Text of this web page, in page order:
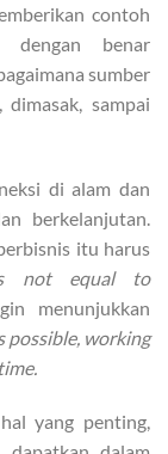
contoh
dengan benar
sumber
sampai
di alam dan
berkelanjutan.
itu harus
not equal to
menunjukkan
possible, working
yang penting,